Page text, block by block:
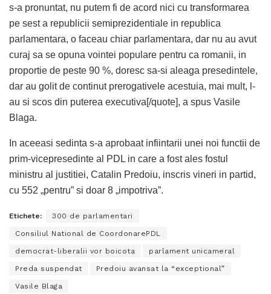
s-a pronuntat, nu putem fi de acord nici cu transformarea
pe sest a republicii semiprezidentiale in republica
parlamentara, o faceau chiar parlamentara, dar nu au avut
curaj sa se opuna vointei populare pentru ca romanii, in
proportie de peste 90 %, doresc sa-si aleaga presedintele,
dar au golit de continut prerogativele acestuia, mai mult, l-
au si scos din puterea executiva[/quote], a spus Vasile
Blaga.
In aceeasi sedinta s-a aprobaat infiintarii unei noi functii de
prim-vicepresedinte al PDL in care a fost ales fostul
ministru al justitiei, Catalin Predoiu, inscris vineri in partid,
cu 552 „pentru” si doar 8 „impotriva”.
Etichete: 300 de parlamentari
Consiliul National de CoordonarePDL
democrat-liberalii vor boicota parlament unicameral
Preda suspendat Predoiu avansat la “exceptional”
Vasile Blaga